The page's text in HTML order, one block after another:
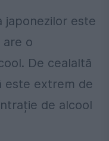
japonezilor este
are o
De cealaltă
este extrem de
de alcool